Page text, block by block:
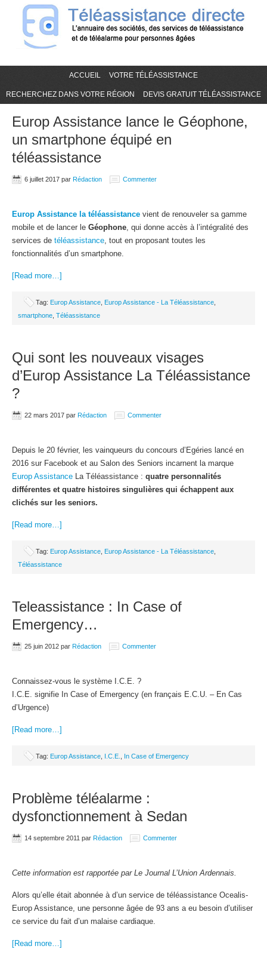
ACCUEIL VOTRE TÉLÉASSISTANCE
RECHERCHEZ DANS VOTRE RÉGION DEVIS GRATUIT TÉLÉASSISTANCE
Europ Assistance lance le Géophone,
un smartphone équipé en
téléassistance
6 juillet 2017 par Rédaction Commenter
Europ Assistance la téléassistance vient de renouveler sa gamme
mobile et de lancer le Géophone, qui donne accès à l’intégralité des
services de téléassistance, tout en proposant toutes les
fonctionnalités d’un smartphone.
[Read more…]
Tag: Europ Assistance Europ Assistance - La Téléassistance
smartphone Téléassistance
Qui sont les nouveaux visages
d’Europ Assistance La Téléassistance
?
22 mars 2017 par Rédaction Commenter
Depuis le 20 février, les vainqueurs du concours d’Egéries lancé en
2016 sur Facebook et au Salon des Seniors incarnent la marque
Europ Assistance La Téléassistance : quatre personnalités
différentes et quatre histoires singulières qui échappent aux
clichés sur les seniors.
[Read more…]
Tag: Europ Assistance Europ Assistance - La Téléassistance
Téléassistance
Teleassistance : In Case of
Emergency…
25 juin 2012 par Rédaction Commenter
Connaissez-vous le système I.C.E. ?
I.C.E. signifie In Case of Emergency (en français E.C.U. – En Cas
d’Urgence)
[Read more…]
Tag: Europ Assistance I.C.E. In Case of Emergency
Problème téléalarme :
dysfonctionnement à Sedan
14 septembre 2011 par Rédaction Commenter
Cette information est rapportée par Le Journal L’Union Ardennais.
Alors qu’elle était abonnée à d’un service de téléassistance Ocealis-
Europ Assistance, une personne âgée de 93 ans a eu besoin d’utiliser
ce service du fait d’un malaise cardiaque.
[Read more…]